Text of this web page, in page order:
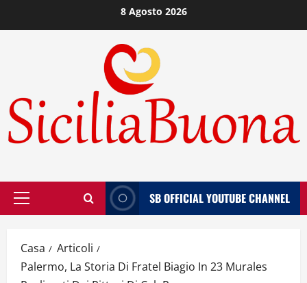
al
8 Agosto 2026
Menù
SB OFFICIAL YOUTUBE CHANNEL
Casa
Articoli
Palermo, La Storia Di Fratel Biagio In 23 Murales